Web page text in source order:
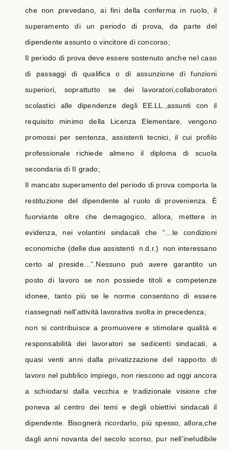
che non prevedano, ai fini della conferma in ruolo, il
superamento di un periodo di prova, da parte del
dipendente assunto o vincitore di concorso;
Il periodo di prova deve essere sostenuto anche nel caso
di passaggi di qualifica o di assunzione di funzioni
superiori, soprattutto se dei lavoratori,collaboratori
scolastici alle dipendenze degli EE.LL.,assunti con il
requisito minimo della Licenza Elementare, vengono
promossi per sentenza, assistenti tecnici, il cui profilo
professionale richiede almeno il diploma di scuola
secondaria di II grado;
Il mancato superamento del periodo di prova comporta la
restituzione del dipendente al ruolo di provenienza. È
fuorviante oltre che demagogico, allora, mettere in
evidenza, nei volantini sindacali che “…le condizioni
economiche (delle due assistenti
n.d.r.)
non interessano
certo al preside…”.Nessuno può avere garantito un
posto di lavoro se non possiede titoli e competenze
idonee, tanto più se le norme consentono di essere
riassegnati nell’attività lavorativa svolta in precedenza;
non si contribuisce a promuovere e stimolare qualità e
responsabilità dei lavoratori se sedicenti sindacati, a
quasi venti anni dalla privatizzazione del rapporto di
lavoro nel pubblico impiego, non riescono ad oggi ancora
a schiodarsi dalla vecchia e tradizionale visione che
poneva al centro dei temi e degli obiettivi sindacali il
dipendente. Bisognerà ricordarlo, più spesso, allora,che
dagli anni novanta del secolo scorso, pur nell’ineludibile